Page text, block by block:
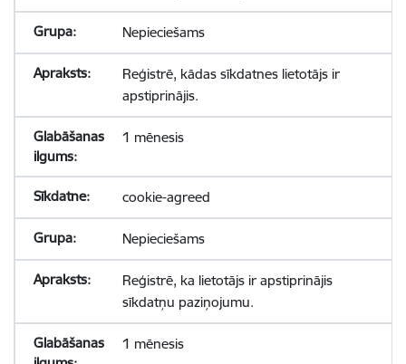
Nepieciešams
Reģistrē, kādas sīkdatnes lietotājs ir
apstiprinājis.
1 mēnesis
cookie-agreed
Nepieciešams
Reģistrē, ka lietotājs ir apstiprinājis
sīkdatņu paziņojumu.
1 mēnesis